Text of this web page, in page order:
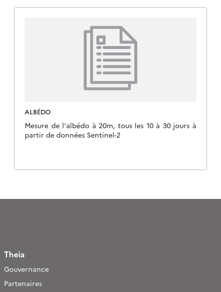
ALBÉDO
Mesure de l'albédo à 20m, tous les 10 à 30 jours à
partir de données Sentinel-2
Theia
Gouvernance
Partenaires